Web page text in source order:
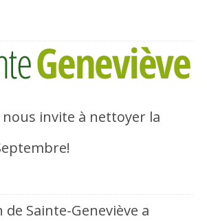
nous invite à nettoyer la
Sainte-Geneviève a